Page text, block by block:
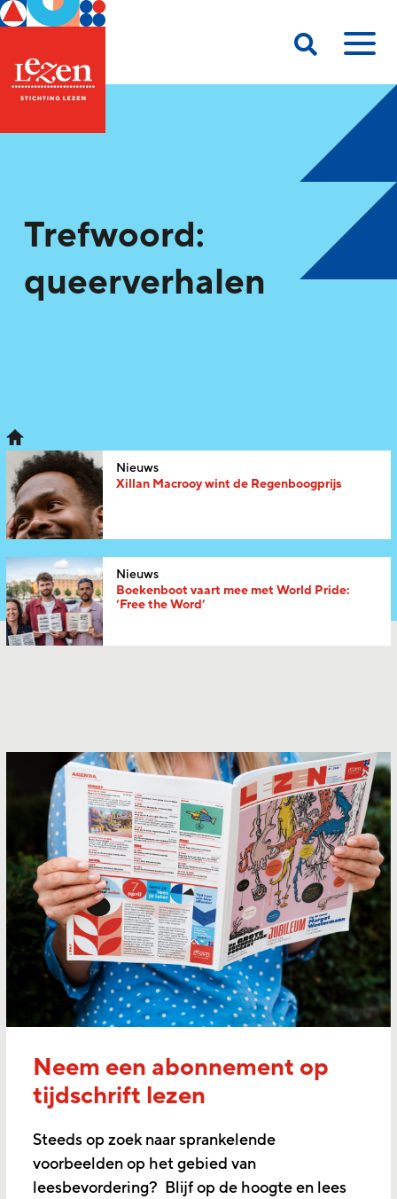
Trefwoord:
queerverhalen
Nieuws
Xillan Macrooy wint de Regenboogprijs
Nieuws
Boekenboot vaart mee met World Pride:
‘Free the Word’
Neem een abonnement op
tijdschrift lezen
Steeds op zoek naar sprankelende
voorbeelden op het gebied van
leesbevordering? Blijf op de hoogte en lees